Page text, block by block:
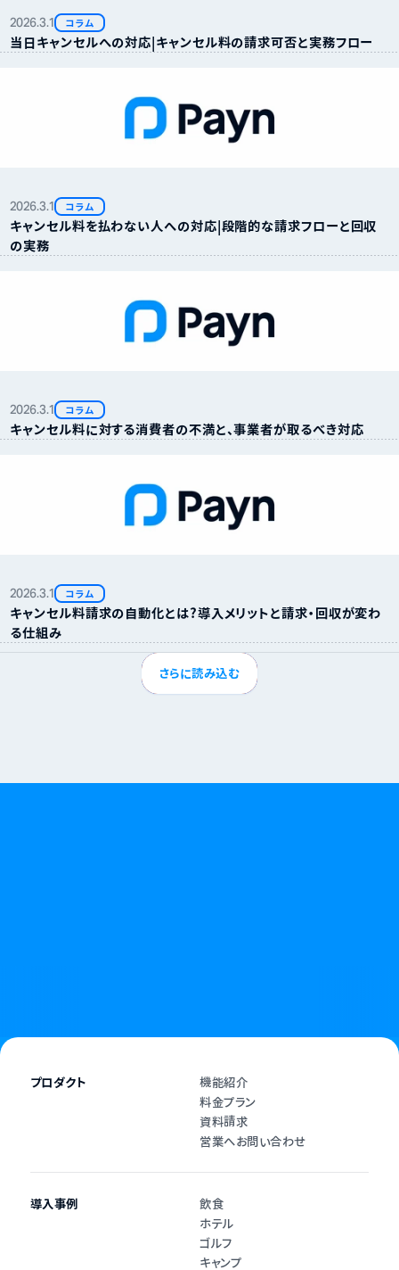
2026.3.1 コラム
当日キャンセルへの対応｜キャンセル料の請求可否と実務フロー
2026.3.1 コラム
キャンセル料を払わない人への対応｜段階的な請求フローと回収
の実務
2026.3.1 コラム
キャンセル料に対する消費者の不満と、事業者が取るべき対応
2026.3.1 コラム
キャンセル料請求の自動化とは？導入メリットと請求・回収が変わ
る仕組み
さらに読み込む
プロダクト
機能紹介
料金プラン
資料請求
営業へお問い合わせ
導入事例
飲食
ホテル
ゴルフ
キャンプ